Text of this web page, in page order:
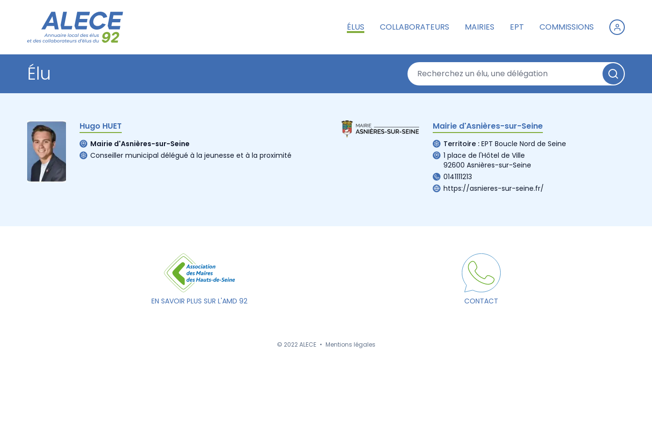
ÉLUS COLLABORATEURS MAIRIES EPT COMMISSIONS
Élu
Hugo HUET
Mairie d'Asnières-sur-Seine
Conseiller municipal délégué à la jeunesse et à la proximité
Mairie d'Asnières-sur-Seine
Territoire : EPT Boucle Nord de Seine
1 place de l'Hôtel de Ville
92600 Asnières-sur-Seine
0141111213
https://asnieres-sur-seine.fr/
EN SAVOIR PLUS SUR L'AMD 92 CONTACT
© 2022 ALECE • Mentions légales